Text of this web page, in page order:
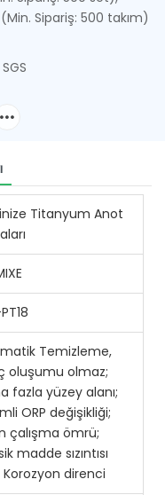
Sipariş: 500 takım)
Titanyum Anot
Temizleme,
oluşumu olmaz;
fazla yüzey alanı;
ORP değişikliği;
çalışma ömrü;
madde sızıntısı
Korozyon direnci